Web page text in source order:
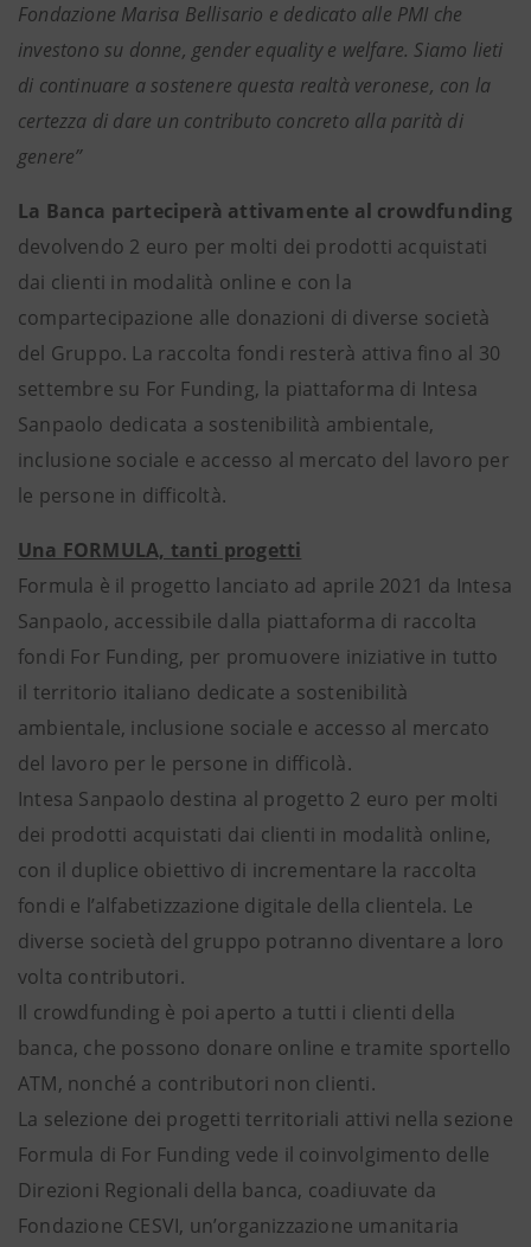
Fondazione Marisa Bellisario e dedicato alle PMI che
investono su donne, gender equality e welfare. Siamo lieti
di continuare a sostenere questa realtà veronese, con la
certezza di dare un contributo concreto alla parità di
genere”
La Banca parteciperà attivamente al crowdfunding
devolvendo 2 euro per molti dei prodotti acquistati
dai clienti in modalità online e con la
compartecipazione alle donazioni di diverse società
del Gruppo. La raccolta fondi resterà attiva fino al 30
settembre su For Funding, la piattaforma di Intesa
Sanpaolo dedicata a sostenibilità ambientale,
inclusione sociale e accesso al mercato del lavoro per
le persone in difficoltà.
Una FORMULA, tanti progetti
Formula è il progetto lanciato ad aprile 2021 da Intesa
Sanpaolo, accessibile dalla piattaforma di raccolta
fondi For Funding, per promuovere iniziative in tutto
il territorio italiano dedicate a sostenibilità
ambientale, inclusione sociale e accesso al mercato
del lavoro per le persone in difficolà.
Intesa Sanpaolo destina al progetto 2 euro per molti
dei prodotti acquistati dai clienti in modalità online,
con il duplice obiettivo di incrementare la raccolta
fondi e l’alfabetizzazione digitale della clientela. Le
diverse società del gruppo potranno diventare a loro
volta contributori.
Il crowdfunding è poi aperto a tutti i clienti della
banca, che possono donare online e tramite sportello
ATM, nonché a contributori non clienti.
La selezione dei progetti territoriali attivi nella sezione
Formula di For Funding vede il coinvolgimento delle
Direzioni Regionali della banca, coadiuvate da
Fondazione CESVI, un’organizzazione umanitaria